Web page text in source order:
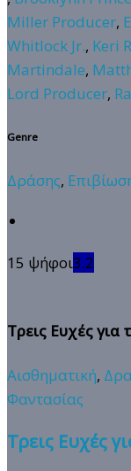
Miller Producer,
Whitlock Jr., Keri
Martindale,
Lord Producer,
Genre
Δράσης,
15 ψήφοι3.2
Τρεις Ευχές
Αισθηματική,
Φαντασίας
Τρεις Ευχές